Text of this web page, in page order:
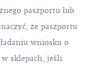
paszportu lub
że paszportu
wniosku o
sklepach, jeśli